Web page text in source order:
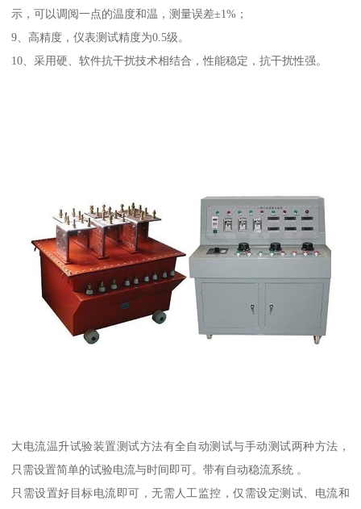
示，可以调阅一点的温度和温，测量误差±1%；
9、高精度，仪表测试精度为0.5级。
10、采用硬、软件抗干扰技术相结合，性能稳定，抗干扰性强。
大电流温升试验装置测试方法有全自动测试与手动测试两种方法，
只需设置简单的试验电流与时间即可。带有自动稳流系统 。
只需设置好目标电流即可，无需人工监控，仅需设定测试、电流和